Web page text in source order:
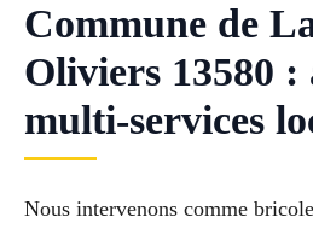
Commune de
Oliviers 13580 :
multi-services
Nous intervenons comme